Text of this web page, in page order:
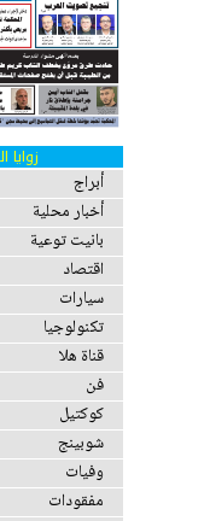
زوايا
أبراج
أخبار محلية
بانيت توعية
اقتصاد
سيارات
تكنولوجيا
قناة هلا
فن
كوكتيل
شوبينج
وفيات
مفقودات